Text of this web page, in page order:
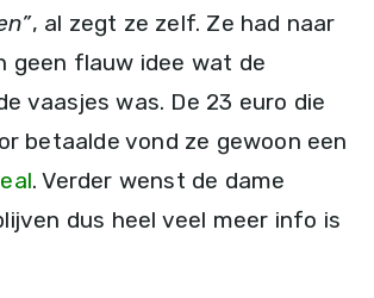
, al zegt ze zelf. Ze had naar
geen flauw idee wat de
vaasjes was. De 23 euro die
betaalde vond ze gewoon een
. Verder wenst de dame
dus heel veel meer info is